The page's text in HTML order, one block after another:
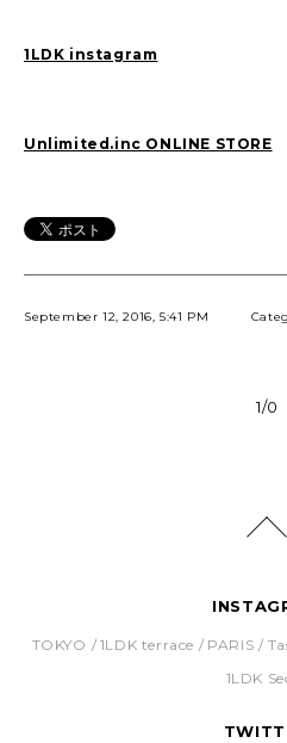
1LDK instagram
Unlimited.inc ONLINE STORE
September 12, 2016, 5:41 PM
1/0
TOKYO 1LDK terrace PARIS
1LDK